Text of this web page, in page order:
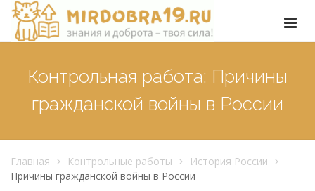
Контрольная работа: Причины
гражданской войны в России
Главная Контрольные работы
История России
Причины гражданской войны в России